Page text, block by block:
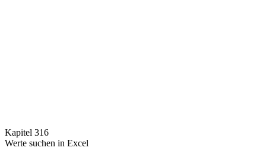
Kapitel 316
Werte suchen in Excel